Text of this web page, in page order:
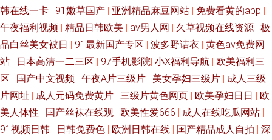
韩在线一卡 | 91嫩草国产 | 亚洲精品麻豆网站 | 免费看黄的app |
午夜福利视频 | 精品日韩欧美 | av男人网 | 久草视频在线资源 | 极
品白丝美女被日 | 91最新国产专区 | 波多野诘衣 | 黄色av免费网
站 | 日本高清一二三区 | 97手机影院| 小X福利导航 | 欧美福利三
区 | 国产中文视频 | 午夜A片三级片 | 美女孕妇三级片 | 成人三级
片网址 | 成人元码免费黄片 | 三级片黄色网页 | 欧美孕妇日日 | 欧
美人体性 | 国产丝袜在线观 | 欧美性爱666 | 成人在线吃瓜网站 |
91视频日韩 | 日韩免费色 | 欧洲日韩在线 | 国产精品成人自拍 | 深